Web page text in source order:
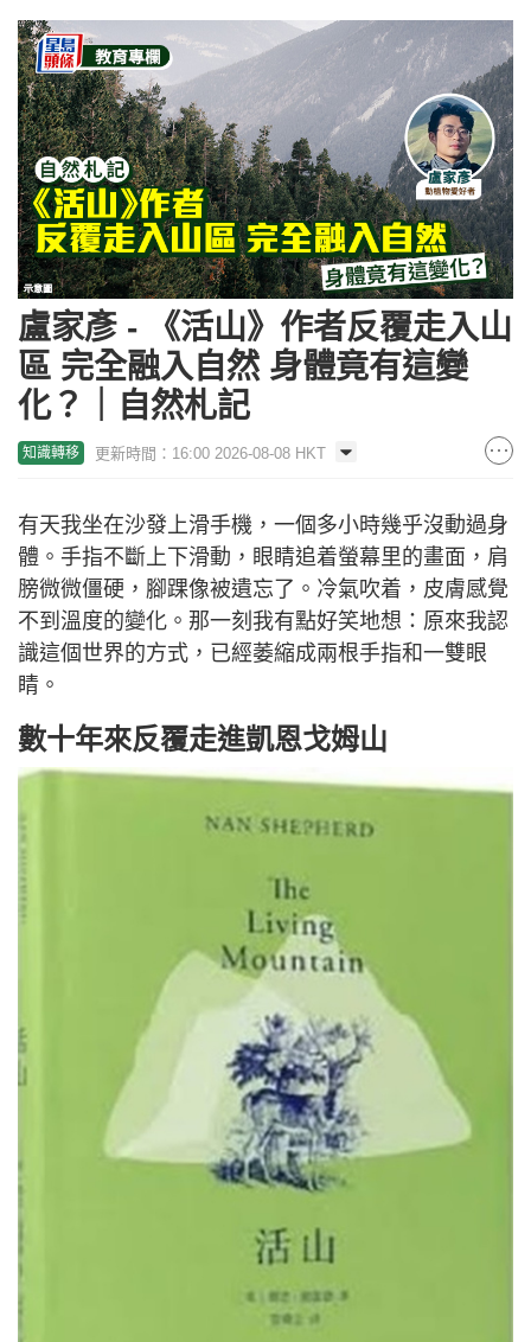
盧家彥 - 《活山》作者反覆走入山
區 完全融入自然 身體竟有這變
化？｜自然札記
知識轉移 更新時間：16:00 2026-08-08 HKT
有天我坐在沙發上滑手機，一個多小時幾乎沒動過身
體。手指不斷上下滑動，眼睛追着螢幕里的畫面，肩
膀微微僵硬，腳踝像被遺忘了。冷氣吹着，皮膚感覺
不到溫度的變化。那一刻我有點好笑地想：原來我認
識這個世界的方式，已經萎縮成兩根手指和一雙眼
睛。
數十年來反覆走進凱恩戈姆山